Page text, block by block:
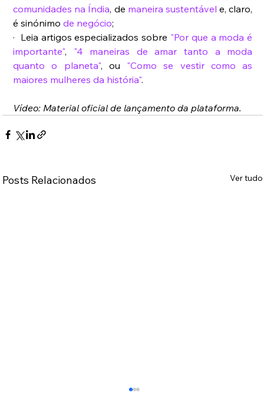
comunidades na Índia, de maneira sustentável e, claro,
é sinónimo de negócio;
·  Leia artigos especializados sobre "Por que a moda é
importante", "4 maneiras de amar tanto a moda
quanto o planeta", ou "Como se vestir como as
maiores mulheres da história".
Vídeo: Material oficial de lançamento da plataforma.
Posts Relacionados Ver tudo